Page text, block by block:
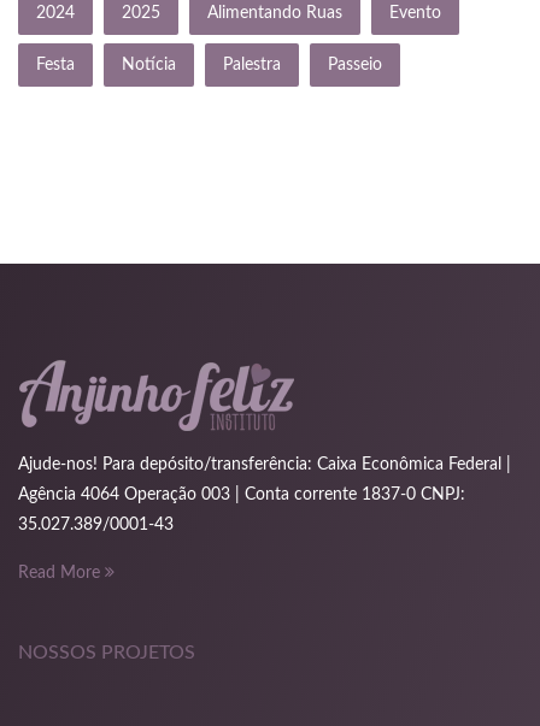
panel
2024 2025 Alimentando Ruas Evento
Festa Notícia Palestra Passeio
Ajude-nos! Para depósito/transferência: Caixa Econômica Federal |
Agência 4064 Operação 003 | Conta corrente 1837-0 CNPJ:
35.027.389/0001-43
Read More
NOSSOS PROJETOS